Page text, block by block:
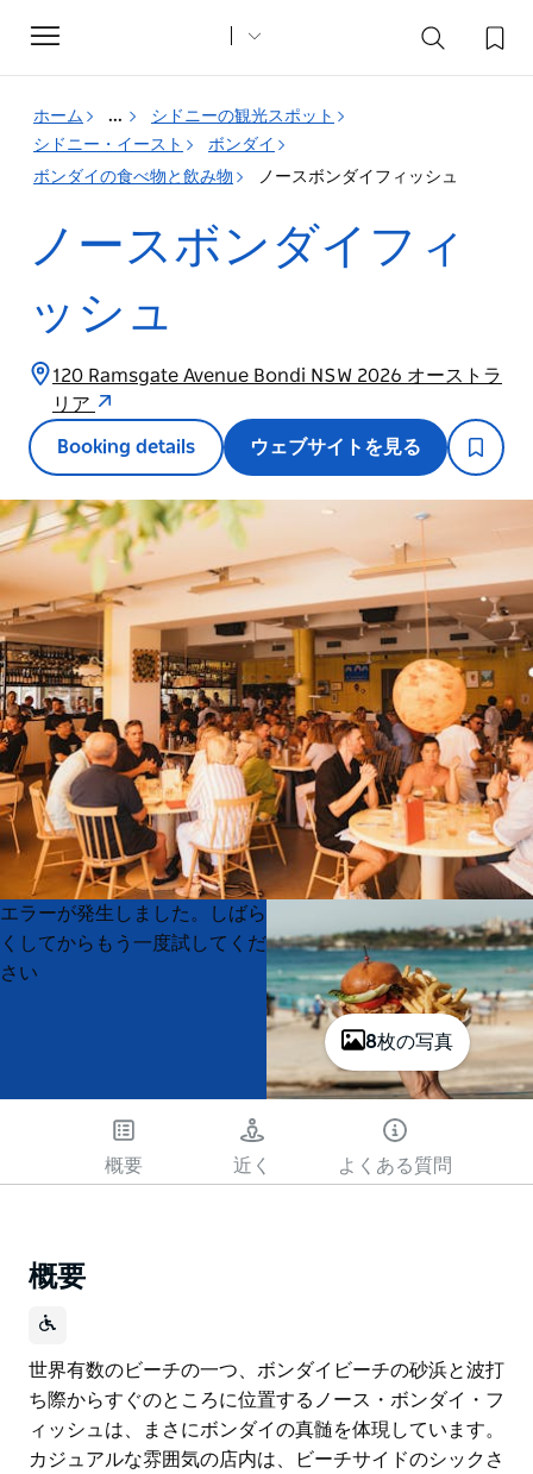
Toggle
navigation
ホーム ...
シドニーの観光スポット
シドニー・イースト
ボンダイ
ボンダイの食べ物と飲み物
ノースボンダイフィッシュ
ノースボンダイフィ
ッシュ
120 Ramsgate Avenue Bondi NSW 2026 オーストラ
リア
Booking details ウェブサイトを見る
8枚の写真
Product
List
Product
List
エラーが発生しました。しばら
くしてからもう一度試してくだ
さい
概要 近く よくある質問
概要
世界有数のビーチの一つ、ボンダイビーチの砂浜と波打
ち際からすぐのところに位置するノース・ボンダイ・フ
ィッシュは、まさにボンダイの真髄を体現しています。
カジュアルな雰囲気の店内は、ビーチサイドのシックさ